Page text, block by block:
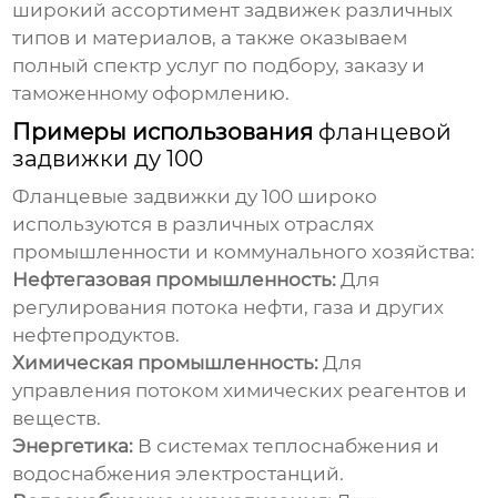
широкий ассортимент задвижек различных
типов и материалов, а также оказываем
полный спектр услуг по подбору, заказу и
таможенному оформлению.
Примеры использования фланцевой
задвижки ду 100
Фланцевые задвижки ду 100 широко
используются в различных отраслях
промышленности и коммунального хозяйства:
Нефтегазовая промышленность: Для
регулирования потока нефти, газа и других
нефтепродуктов.
Химическая промышленность: Для
управления потоком химических реагентов и
веществ.
Энергетика: В системах теплоснабжения и
водоснабжения электростанций.